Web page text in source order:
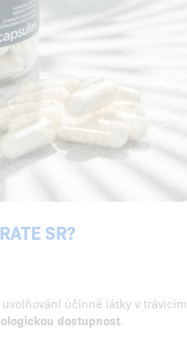
SR?
účinné látky v trávicím
dostupnost